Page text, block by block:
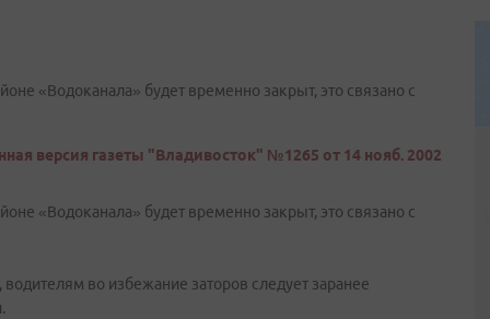
«Водоканала» будет временно закрыт, это связано с
версия газеты "Владивосток" №1265 от 14 нояб. 2002
«Водоканала» будет временно закрыт, это связано с
во избежание заторов следует заранее